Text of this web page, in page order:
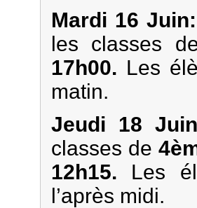
Mardi 16 Juin:
les classes
17h00. Les
matin.
Jeudi 18
classes de
12h15. Les
l’après midi.